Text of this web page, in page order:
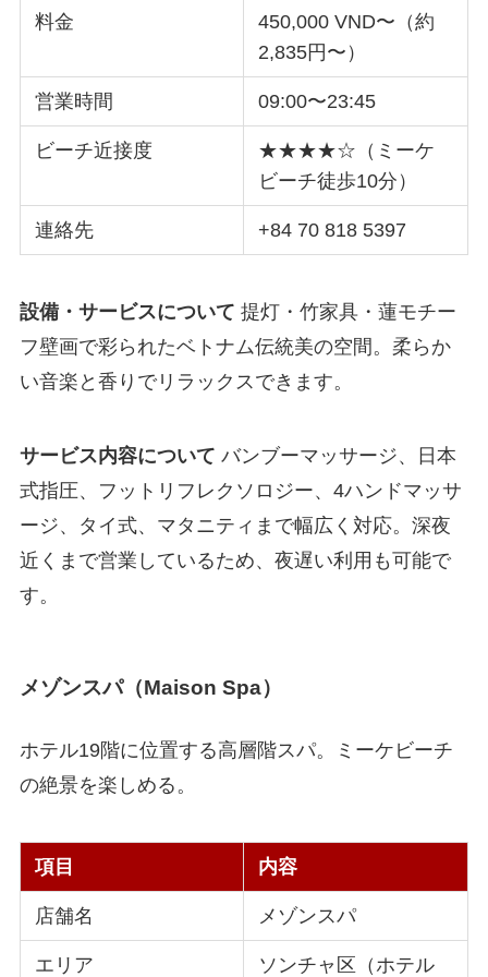
料金
450,000 VND〜（約
2,835円〜）
営業時間 09:00〜23:45
ビーチ近接度
★★★★☆（ミーケ
ビーチ徒歩10分）
連絡先 +84 70 818 5397
設備・サービスについて 提灯・竹家具・蓮モチー
フ壁画で彩られたベトナム伝統美の空間。柔らか
い音楽と香りでリラックスできます。
サービス内容について バンブーマッサージ、日本
式指圧、フットリフレクソロジー、4ハンドマッサ
ージ、タイ式、マタニティまで幅広く対応。深夜
近くまで営業しているため、夜遅い利用も可能で
す。
メゾンスパ（Maison Spa）
ホテル19階に位置する高層階スパ。ミーケビーチ
の絶景を楽しめる。
項目 内容
店舗名 メゾンスパ
エリア ソンチャ区（ホテル